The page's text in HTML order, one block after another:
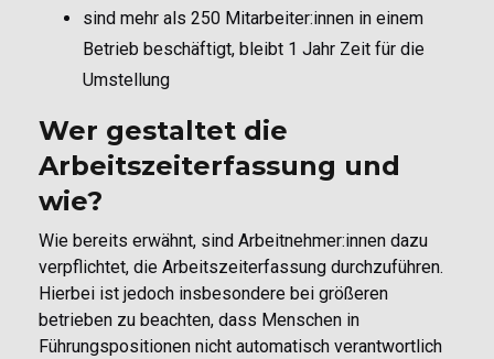
sind mehr als 250 Mitarbeiter:innen in einem
Betrieb beschäftigt, bleibt 1 Jahr Zeit für die
Umstellung
Wer gestaltet die
Arbeitszeiterfassung und
wie?
Wie bereits erwähnt, sind Arbeitnehmer:innen dazu
verpflichtet, die Arbeitszeiterfassung durchzuführen.
Hierbei ist jedoch insbesondere bei größeren
betrieben zu beachten, dass Menschen in
Führungspositionen nicht automatisch verantwortlich